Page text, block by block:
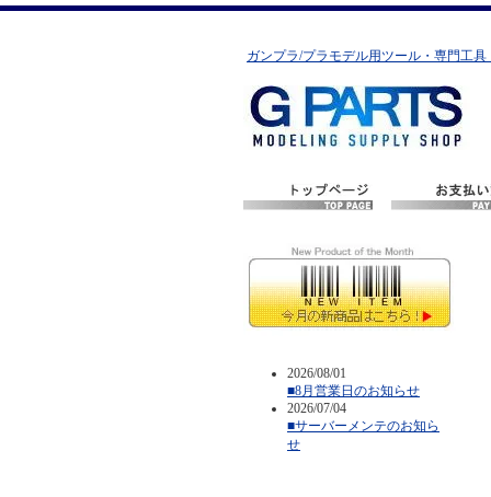
ガンプラ/プラモデル用ツール・専門工
2026/08/01
■8月営業日のお知らせ
2026/07/04
■サーバーメンテのお知ら
せ